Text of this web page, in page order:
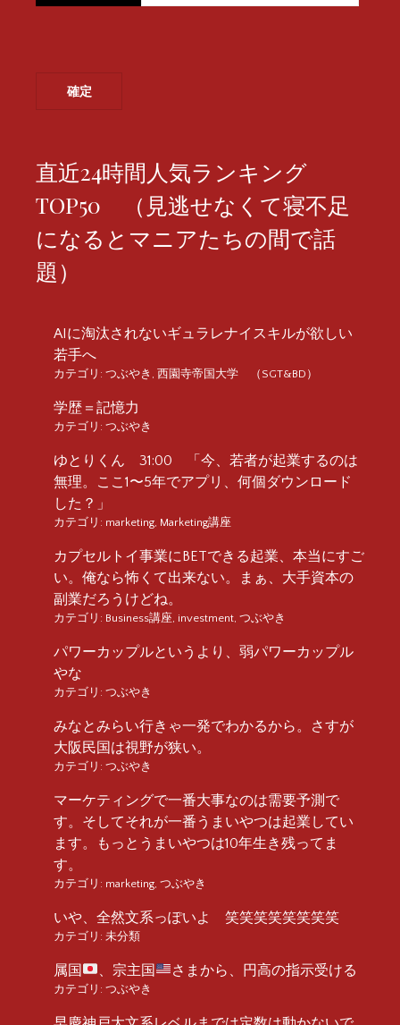
直近24時間人気ランキング
TOP50 （見逃せなくて寝不足
になるとマニアたちの間で話
題）
AIに淘汰されないギュラレナイスキルが欲しい
若手へ
カテゴリ: つぶやき 西園寺帝国大学 （SGT&BD）
学歴＝記憶力
カテゴリ: つぶやき
ゆとりくん 31:00 「今、若者が起業するのは
無理。ここ1〜5年でアプリ、何個ダウンロード
した？」
カテゴリ: marketing Marketing講座
カプセルトイ事業にBETできる起業、本当にすご
い。俺なら怖くて出来ない。まぁ、大手資本の
副業だろうけどね。
カテゴリ: Business講座 investment つぶやき
パワーカップルというより、弱パワーカップル
やな
カテゴリ: つぶやき
みなとみらい行きゃ一発でわかるから。さすが
大阪民国は視野が狭い。
カテゴリ: つぶやき
マーケティングで一番大事なのは需要予測で
す。そしてそれが一番うまいやつは起業してい
ます。もっとうまいやつは10年生き残ってま
す。
カテゴリ: marketing つぶやき
いや、全然文系っぽいよ 笑笑笑笑笑笑笑笑
カテゴリ: 未分類
属国 、宗主国 さまから、円高の指示受ける
カテゴリ: つぶやき